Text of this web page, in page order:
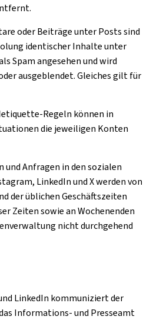
oder Beiträge unter Posts sind
identischer Inhalte unter
Spam angesehen und wird
ausgeblendet. Gleiches gilt für
Regeln können in
die jeweiligen Konten
Anfragen in den sozialen
LinkedIn und X werden von
der üblichen Geschäftszeiten
Zeiten sowie an Wochenenden
nicht durchgehend
LinkedIn kommuniziert der
Informations- und Presseamt